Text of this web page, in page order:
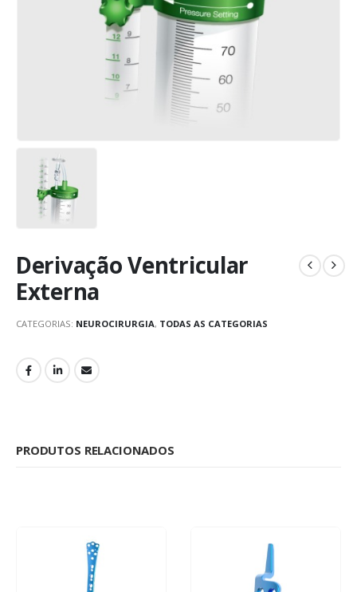
Derivação Ventricular
Externa
CATEGORIAS: NEUROCIRURGIA, TODAS AS CATEGORIAS
PRODUTOS RELACIONADOS